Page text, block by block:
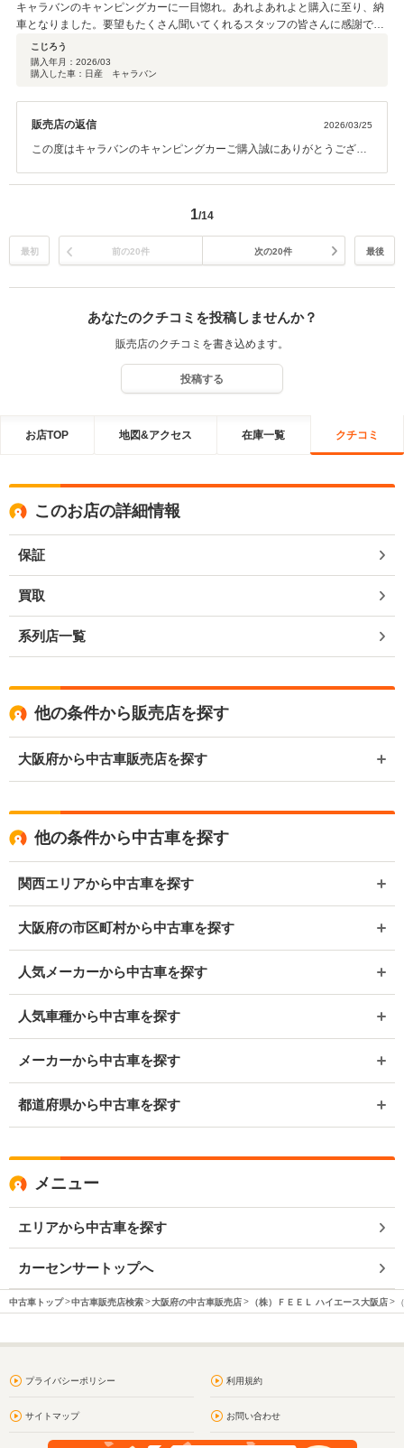
キャラバンのキャンピングカーに一目惚れ。あれよあれよと購入に至り、納
車となりました。要望もたくさん聞いてくれるスタッフの皆さんに感謝で
す。こじろう
購入年月： 2026/03
購入した車：日産 キャラバン
販売店の返信 2026/03/25
この度はキャラバンのキャンピングカーご購入誠にありがとうござい
かけください 何かございましたらいつでもご相談ください。
1/14
最初 前の20件 次の20件 最後
あなたのクチコミを投稿しませんか？
販売店のクチコミを書き込めます。
投稿する
お店TOP 地図&アクセス 在庫一覧 クチコミ
このお店の詳細情報
保証
買取
系列店一覧
他の条件から販売店を探す
大阪府から中古車販売店を探す
他の条件から中古車を探す
関西エリアから中古車を探す
大阪府の市区町村から中古車を探す
人気メーカーから中古車を探す
人気車種から中古車を探す
メーカーから中古車を探す
都道府県から中古車を探す
メニュー
エリアから中古車を探す
カーセンサートップへ
中古車トップ 中古車販売店検索 大阪府の中古車販売店 （株）ＦＥＥＬ ハイエース大阪店
プライバシーポリシー 利用規約
サイトマップ お問い合わせ